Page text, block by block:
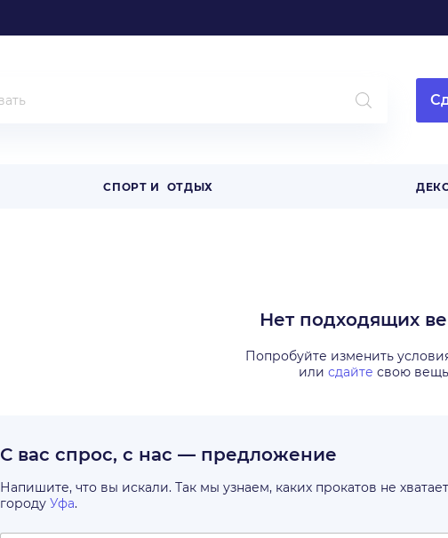
СПОРТ И ОТДЫХ
Нет подходящих
Попробуйте изменить
или сдайте свою вещь
С вас спрос, с нас — предложение
Напишите, что вы искали. Так мы узнаем, каких прокатов не хватает
городу Уфа.